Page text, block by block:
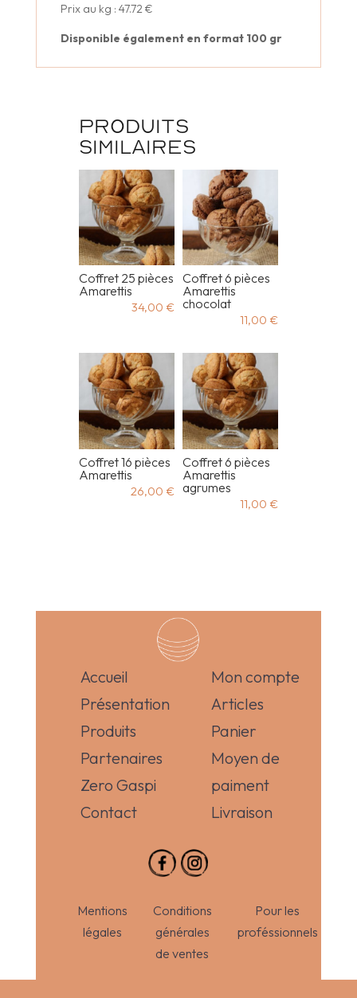
Prix au kg : 47.72 €
Disponible également en format 100 gr
Produits
similaires
Coffret 25 pièces
Amarettis
34,00 €
Coffret 6 pièces
Amarettis
chocolat
11,00 €
Coffret 16 pièces
Amarettis
26,00 €
Coffret 6 pièces
Amarettis
agrumes
11,00 €
Accueil
Présentation
Produits
Partenaires
Zero Gaspi
Contact
Mon compte
Articles
Panier
Moyen de
paiment
Livraison
Mentions
légales
Conditions
générales
de ventes
Pour les
proféssionnels